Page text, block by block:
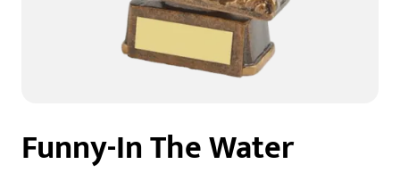
Funny-In The Water